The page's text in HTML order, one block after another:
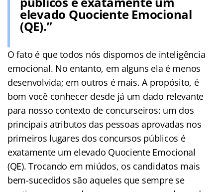
elevado Quociente Emocional
(QE).”
O fato é que todos nós dispomos de inteligência
emocional. No entanto, em alguns ela é menos
desenvolvida; em outros é mais. A propósito, é
bom você conhecer desde já um dado relevante
para nosso contexto de concurseiros: um dos
principais atributos das pessoas aprovadas nos
primeiros lugares dos concursos públicos é
exatamente um elevado Quociente Emocional
(QE). Trocando em miúdos, os candidatos mais
bem-sucedidos são aqueles que sempre se